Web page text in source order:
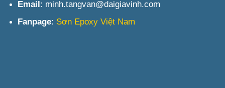
Email: minh.tangvan@daigiavinh.com
Fanpage: Sơn Epoxy Việt Nam